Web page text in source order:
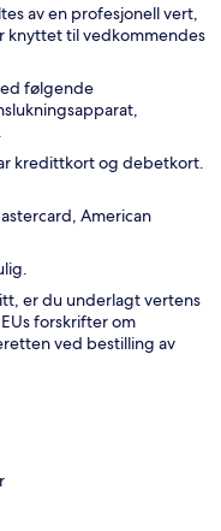
av en profesjonell vert,
knyttet til vedkommendes
følgende
kredittkort og debetkort.
American
er du underlagt vertens
forskrifter om
ved bestilling av